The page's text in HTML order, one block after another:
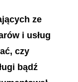
ze
i usług
czy
bądź